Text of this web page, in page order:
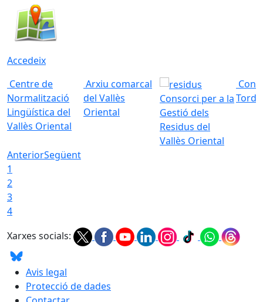
Accedeix
Centre de
Normalització
Lingüística del
Vallès Oriental
Arxiu comarcal
del Vallès
Oriental
Consorci per a la
Gestió dels
Residus del
Vallès Oriental
AnteriorSegüent
1
2
3
4
Xarxes socials:
Avis legal
Protecció de dades